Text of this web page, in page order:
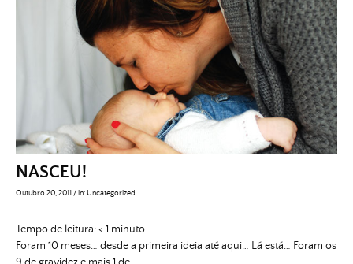
NASCEU!
Outubro 20, 2011/in: Uncategorized
Tempo de leitura:< 1 minuto
Foram 10 meses… desde a primeira ideia até aqui… Lá está… Foram os